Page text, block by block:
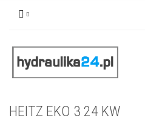
HEITZ EKO 3 24 KW